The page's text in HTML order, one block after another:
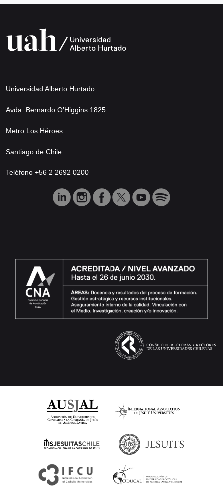
Universidad Alberto Hurtado
Avda. Bernardo O’Higgins 1825
Metro Los Héroes
Santiago de Chile
Teléfono +56 2 2692 0200